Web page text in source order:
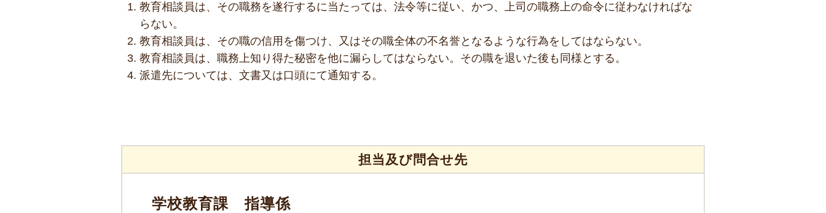
教育相談員は、その職務を遂行するに当たっては、法令等に従い、かつ、上司の職務上の命令に従わなければな
らない。
教育相談員は、その職の信用を傷つけ、又はその職全体の不名誉となるような行為をしてはならない。
教育相談員は、職務上知り得た秘密を他に漏らしてはならない。その職を退いた後も同様とする。
派遣先については、文書又は口頭にて通知する。
担当及び問合せ先
学校教育課 指導係